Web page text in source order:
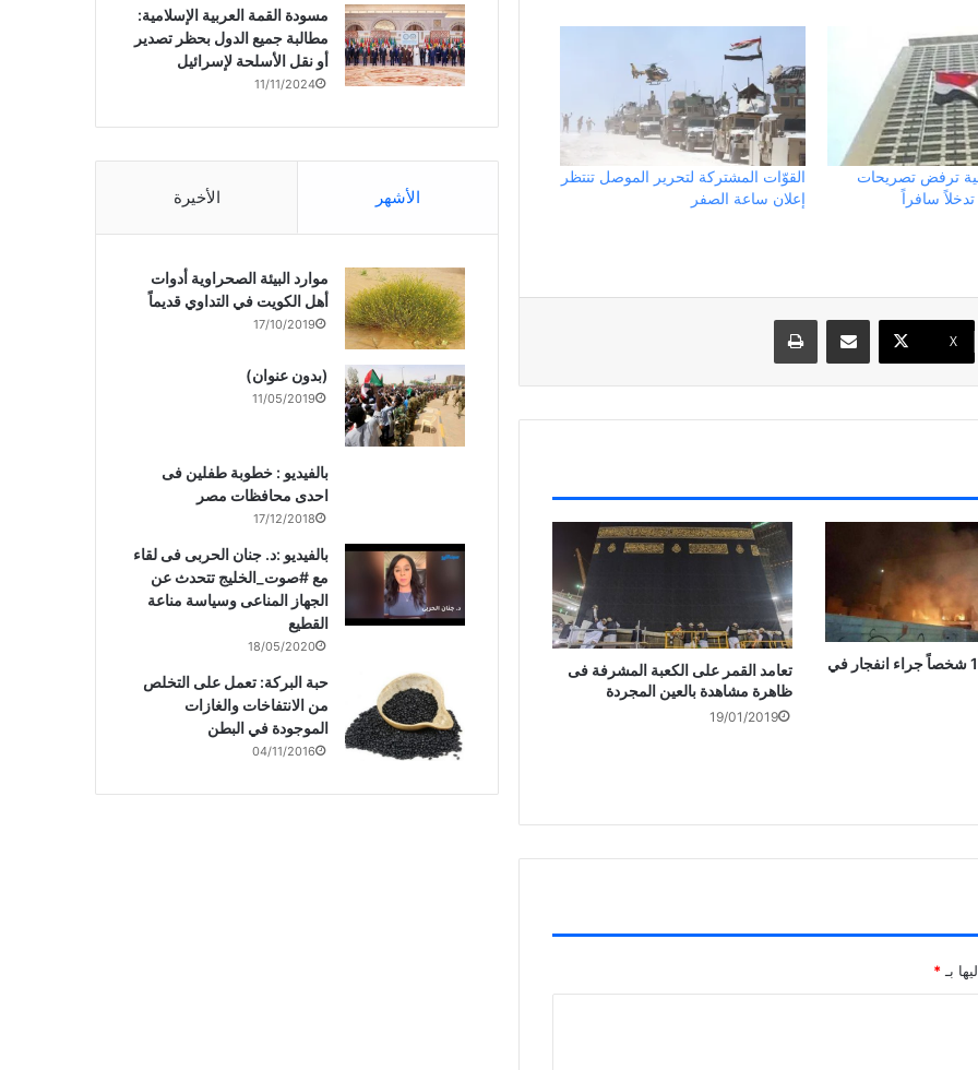
ترفض تصريحات
سافراً
القوّات المشتركة لتحرير الموصل تنتظر
إعلان ساعة الصفر
X
مشاركة عبر البريد طباعة
إيران: إصابة 17 شخصاً جراء انفجار في
تعامد القمر على الكعبة المشرفة فى
ظاهرة مشاهدة بالعين المجردة
19/01/2019
بـ *
مسودة القمة العربية الإسلامية:
مطالبة جميع الدول بحظر تصدير
أو نقل الأسلحة لإسرائيل
11/11/2024
الأشهر الأخيرة
موارد البيئة الصحراوية أدوات
أهل الكويت في التداوي قديماً
17/10/2019
(بدون عنوان)
11/05/2019
بالفيديو : خطوبة طفلين فى
احدى محافظات مصر
17/12/2018
بالفيديو :د. جنان الحربى فى لقاء
مع #صوت_الخليج تتحدث عن
الجهاز المناعى وسياسة مناعة
القطيع
18/05/2020
حبة البركة: تعمل على التخلص
من الانتفاخات والغازات
الموجودة في البطن
04/11/2016